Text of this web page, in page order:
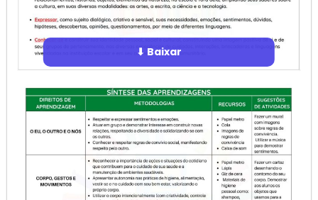
⬇ Baixar